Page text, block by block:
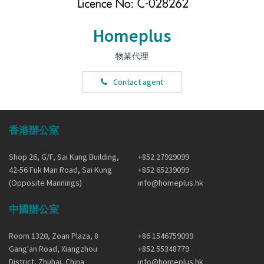
Homeplus
物業代理
Contact agent
香港辦公室
Shop 26, G/F, Sai Kung Building,
42-56 Fuk Man Road, Sai Kung
(Opposite Mannings)
+852 27929099
+852 65239099
info@homeplus.hk
中國辦公室
Room 1320, Zoan Plaza, 8
Gang'an Road, Xiangzhou
District, Zhuhai, China
+86 1546759099
+852 55348779
info@homeplus.hk